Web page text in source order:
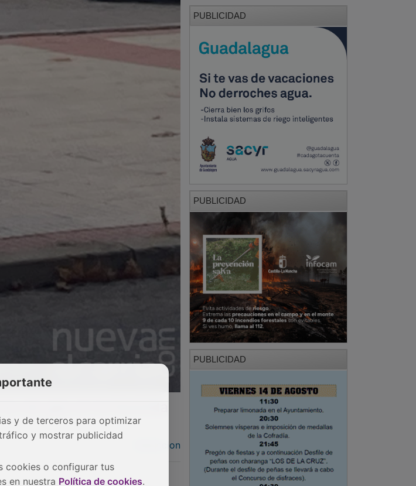
de gas en la Avenida
Redaccion
PUBLICIDAD
PUBLICIDAD
PUBLICIDAD
y de terceros para optimizar
y mostrar publicidad
cookies o configurar tus
en nuestra Política de cookies.